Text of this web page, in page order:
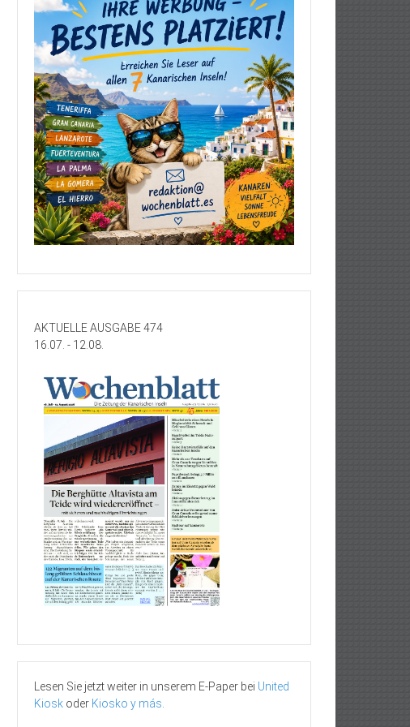
AKTUELLE AUSGABE 474
16.07. - 12.08.
Lesen Sie jetzt weiter in unserem E-Paper bei United
Kiosk oder Kiosko y más